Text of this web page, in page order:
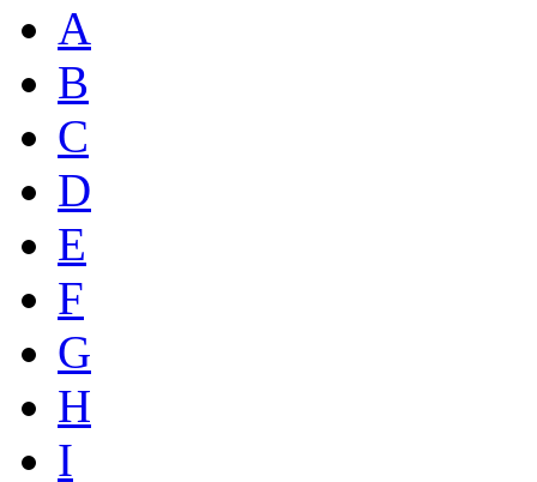
A
B
C
D
E
F
G
H
I